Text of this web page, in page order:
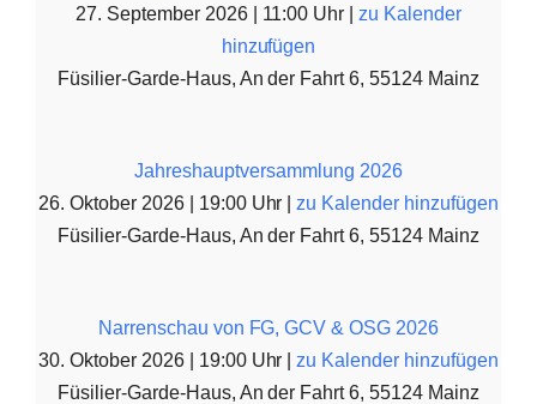
27. September 2026 | 11:00 Uhr | zu Kalender
hinzufügen
Füsilier-Garde-Haus, An der Fahrt 6, 55124 Mainz
Jahreshauptversammlung 2026
26. Oktober 2026 | 19:00 Uhr | zu Kalender hinzufügen
Füsilier-Garde-Haus, An der Fahrt 6, 55124 Mainz
Narrenschau von FG, GCV & OSG 2026
30. Oktober 2026 | 19:00 Uhr | zu Kalender hinzufügen
Füsilier-Garde-Haus, An der Fahrt 6, 55124 Mainz